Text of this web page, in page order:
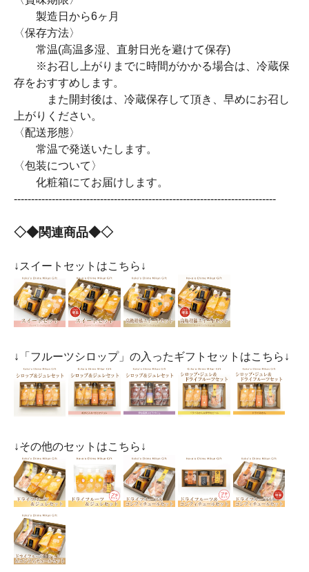
製造日から6ヶ月
〈保存方法〉
常温(高温多湿、直射日光を避けて保存)
※お召し上がりまでに時間がかかる場合は、冷蔵保
存をおすすめします。
また開封後は、冷蔵保存して頂き、早めにお召し
上がりください。
〈配送形態〉
常温で発送いたします。
〈包装について〉
化粧箱にてお届けします。
----------------------------------------------------------------------------
◇◆関連商品◆◇
↓スイートセットはこちら↓
↓「フルーツシロップ」の入ったギフトセットはこちら↓
↓その他のセットはこちら↓